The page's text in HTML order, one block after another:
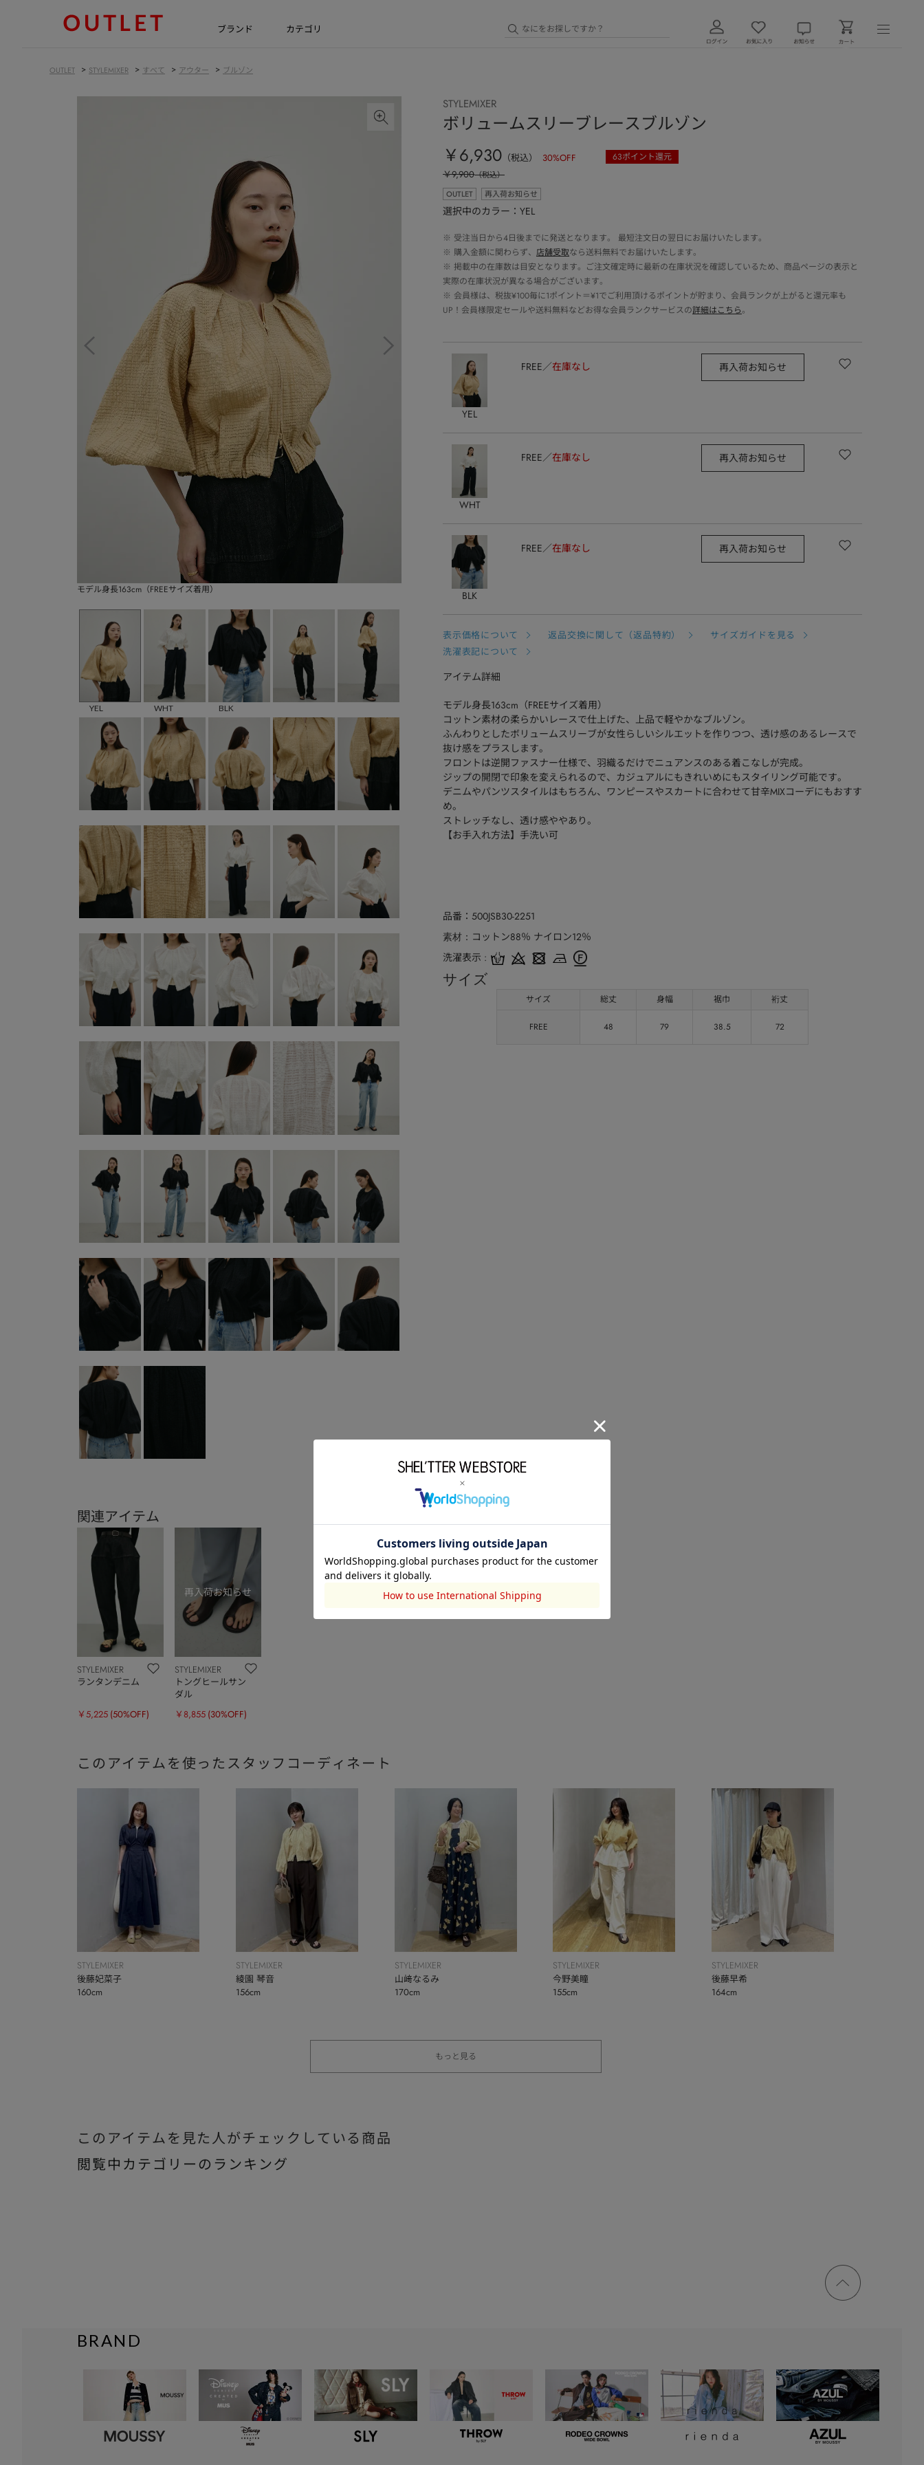
ブランド カテゴリ
OUTLET > STYLEMIXER > すべて > アウター > ブルゾン
モデル身長163cm（FREEサイズ着用）
YEL WHT BLK
関連アイテム
STYLEMIXER
ランタンデニム
￥5,225 (50%OFF)
STYLEMIXER
トングヒールサン
ダル
￥8,855 (30%OFF)
STYLEMIXER
ボリュームスリーブレースブルゾン
￥6,930 （税込） 30%OFF 63ポイント還元
￥9,900（税込）
OUTLET
再入荷お知らせ
選択中のカラー：YEL
※ 受注当日から4日後までに発送となります。 最短注文日の翌日にお届けいたします。
※ 購入金額に関わらず、 店舗受取なら送料無料でお届けいたします。
※ 掲載中の在庫数は目安となります。ご注文確定時に最新の在庫状況を確認しているため、商品ページの表示と
実際の在庫状況が異なる場合がございます。
※ 会員様は、税抜¥100毎に1ポイント＝¥1でご利用頂けるポイントが貯まり、会員ランクが上がると還元率も
UP！会員様限定セールや送料無料などお得な会員ランクサービスの詳細はこちら。
YEL
FREE 在庫なし 再入荷お知らせ
WHT
FREE 在庫なし 再入荷お知らせ
BLK
FREE 在庫なし 再入荷お知らせ
表示価格について 返品交換に関して（返品特約）
サイズガイドを見る
洗濯表記について
アイテム詳細
モデル身長163cm（FREEサイズ着用）
コットン素材の柔らかいレースで仕上げた、上品で軽やかなブルゾン。
ふんわりとしたボリュームスリーブが女性らしいシルエットを作りつつ、透け感のあるレースで
抜け感をプラスします。
フロントは逆開ファスナー仕様で、羽織るだけでニュアンスのある着こなしが完成。
ジップの開閉で印象を変えられるので、カジュアルにもきれいめにもスタイリング可能です。
デニムやパンツスタイルはもちろん、ワンピースやスカートに合わせて甘辛MIXコーデにもおすす
め。
ストレッチなし、透け感ややあり。
【お手入れ方法】手洗い可
品番 500JSB30-2251
素材
コットン88％ ナイロン12％
洗濯表示
サイズ
サイズ 総丈 身幅 裾巾 裄丈
FREE 48 79 38.5 72
このアイテムを使ったスタッフコーディネート
STYLEMIXER
後藤妃菜子
160cm
STYLEMIXER
綾園 琴音
156cm
STYLEMIXER
山﨑なるみ
170cm
STYLEMIXER
今野美瞳
155cm
STYLEMIXER
後藤早希
164cm
もっと見る
このアイテムを見た人がチェックしている商品
閲覧中カテゴリーのランキング
ページ
トップ
BRAND